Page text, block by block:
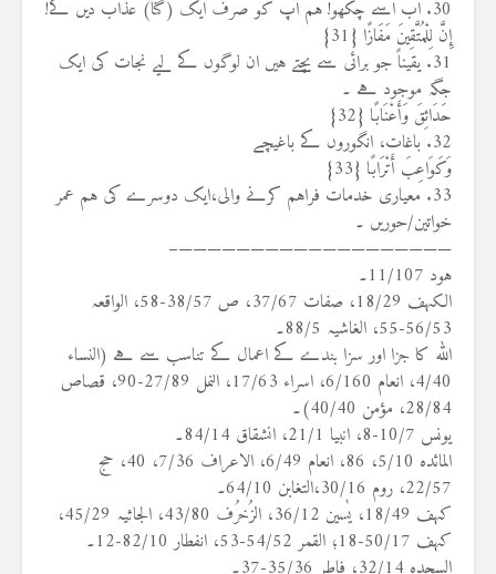
إِنَّ لِلْمُتَّقِينَ مَفَازًا {31}
31. یقیناً جو برائی سے بچتے ہیں ان لوگوں کے لیے نجات کی ایک
جگہ موجود ہے ۔
حَدَائِقَ وَأَعْنَابًا {32}
وَكَوَاعِبَ أَتْرَابًا {33}
33. معیاری خدمات فراہم کرنے والی،ایک دوسرے کی ہم عمر
خواتین/حوریں ۔
———————————————————–
ہود 11/107۔
الکہف 18/29، صفات 37/67، ص 38/57-58، الواقعہ
56/53-55، الغاشیہ 88/5۔
اللہ کا جزا اور سزا بندے کے اعمال کے تناسب سے ہے (النساء
4/40، انعام 6/160، اسراء 17/63، النمل 27/89-90، قصاص
28/84، مؤمن 40/40)۔
یونس 10/7-8، انبیا 21/1، انشقاق 84/14۔
المائدہ 5/10، 86، انعام 6/49، الاعراف 7/36، 40، حج
22/57، روم 30/16،التغابن 64/10۔
کہف 18/49، یٰسین 36/12، الزُخرُف 43/80، الجاثیہ 45/29،
کہف 50/17-18؛ القمر 54/52-53، انفطار 82/10-12۔